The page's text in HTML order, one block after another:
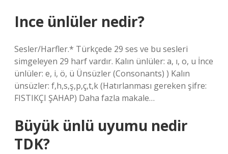
Ince ünlüler nedir?
Sesler/Harfler.* Türkçede 29 ses ve bu sesleri
simgeleyen 29 harf vardır. Kalın ünlüler: a, ı, o, u İnce
ünlüler: e, i, ö, ü Ünsüzler (Consonants) ) Kalın
ünsüzler: f,h,s,ş,p,ç,t,k (Hatırlanması gereken şifre:
FISTIKÇI ŞAHAP) Daha fazla makale…
Büyük ünlü uyumu nedir
TDK?